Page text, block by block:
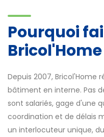
Pourquoi
Depuis 2007, Bricol'Home
bâtiment en interne. Pas
sont salariés, gage d'une
coordination et de délais
un interlocuteur unique,